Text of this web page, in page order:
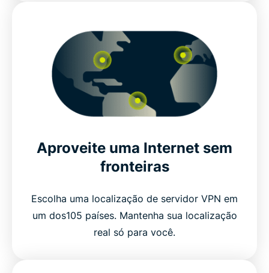
Aproveite uma Internet sem
fronteiras
Escolha uma localização de servidor VPN em
um dos105 países. Mantenha sua localização
real só para você.